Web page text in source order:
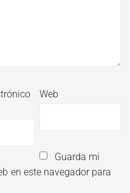
Web
Guarda mi
en este navegador para